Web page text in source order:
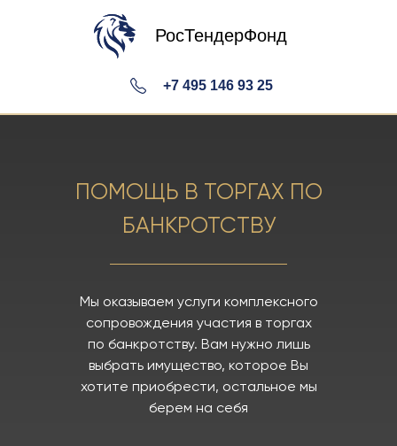
+7 495 146 93 25
+7 495 146 93
РосТендерФонд
ПОМОЩЬ В ТОРГАХ ПО
БАНКРОТСТВУ
Мы оказываем услуги комплексного
сопровождения участия в торгах
по банкротству. Вам нужно лишь
выбрать имущество, которое Вы
хотите приобрести, остальное мы
берем на себя